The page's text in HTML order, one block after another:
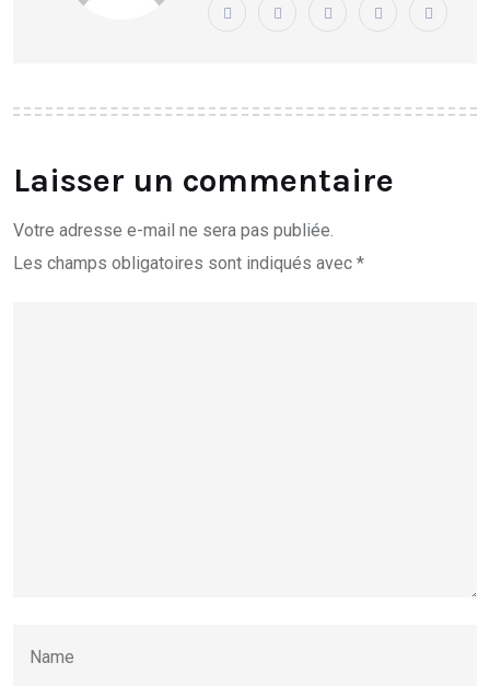
Laisser un commentaire
Votre adresse e-mail ne sera pas publiée.
Les champs obligatoires sont indiqués avec *